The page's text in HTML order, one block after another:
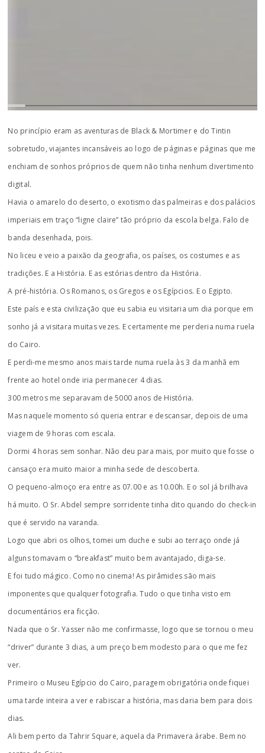
No princípio eram as aventuras de Black & Mortimer e do Tintin
sobretudo, viajantes incansáveis ao logo de páginas e páginas que me
enchiam de sonhos próprios de quem não tinha nenhum divertimento
digital.
Havia o amarelo do deserto, o exotismo das palmeiras e dos palácios
imperiais em traço “ligne claire” tão próprio da escola belga. Falo de
banda desenhada, pois.
No liceu e veio a paixão da geografia, os países, os costumes e as
tradições. E a História. E as estórias dentro da História.
A pré-história. Os Romanos, os Gregos e os Egípcios. E o Egipto.
Este país e esta civilização que eu sabia eu visitaria um dia porque em
sonho já a visitara muitas vezes. E certamente me perderia numa ruela
do Cairo.
E perdi-me mesmo anos mais tarde numa ruela às 3 da manhã em
frente ao hotel onde iria permanecer 4 dias.
300 metros me separavam de 5000 anos de História.
Mas naquele momento só queria entrar e descansar, depois de uma
viagem de 9 horas com escala.
Dormi 4 horas sem sonhar. Não deu para mais, por muito que fosse o
cansaço era muito maior a minha sede de descoberta.
O pequeno-almoço era entre as 07.00 e as 10.00h. E o sol já brilhava
há muito. O Sr. Abdel sempre sorridente tinha dito quando do check-in
que é servido na varanda.
Logo que abri os olhos, tomei um duche e subi ao terraço onde já
alguns tomavam o “breakfast” muito bem avantajado, diga-se.
E foi tudo mágico. Como no cinema! As pirâmides são mais
imponentes que qualquer fotografia. Tudo o que tinha visto em
documentários era ficção.
Nada que o Sr. Yasser não me confirmasse, logo que se tornou o meu
“driver” durante 3 dias, a um preço bem modesto para o que me fez
ver.
Primeiro o Museu Egípcio do Cairo, paragem obrigatória onde fiquei
uma tarde inteira a ver e rabiscar a história, mas daria bem para dois
dias.
Ali bem perto da Tahrir Square, aquela da Primavera árabe. Bem no